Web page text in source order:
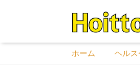
ホーム ヘルス